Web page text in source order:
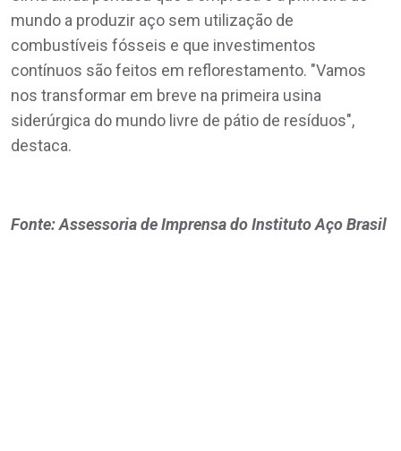
mundo a produzir aço sem utilização de
combustíveis fósseis e que investimentos
contínuos são feitos em reflorestamento. "Vamos
nos transformar em breve na primeira usina
siderúrgica do mundo livre de pátio de resíduos",
destaca.
Fonte: Assessoria de Imprensa do Instituto Aço Brasil